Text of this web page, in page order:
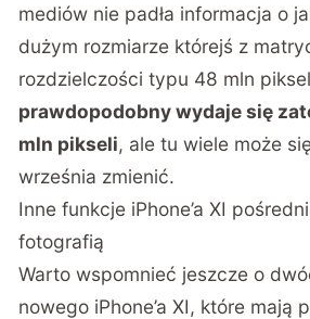
mediów nie padła informacja o
dużym rozmiarze którejś z
rozdzielczości typu 48 mln
prawdopodobny wydaje się
mln pikseli, ale tu wiele może
września zmienić.
Inne funkcje iPhone’a XI
fotografią
Warto wspomnieć jeszcze o
nowego iPhone’a XI, które mają